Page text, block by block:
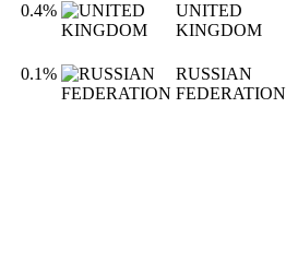
0.4%
UNITED
KINGDOM
0.1%
RUSSIAN
FEDERATION